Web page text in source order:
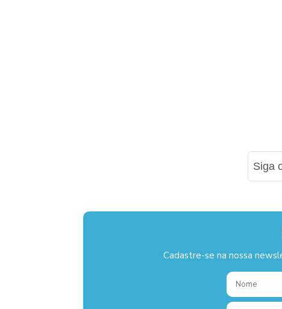
Siga
Cadastre-se na nossa